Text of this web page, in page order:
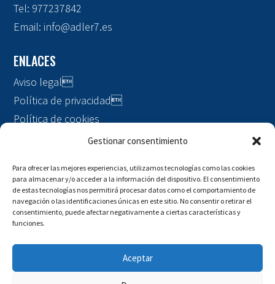
Gestionar consentimiento
Para ofrecer las mejores experiencias, utilizamos tecnologías como las cookies
para almacenar y/o acceder a la información del dispositivo. El consentimiento
de estas tecnologías nos permitirá procesar datos como el comportamiento de
navegación o las identificaciones únicas en este sitio. No consentir o retirar el
consentimiento, puede afectar negativamente a ciertas características y
funciones.
Aceptar
Tel: 977237842
Email: info@adler7.es
ENLACES
Aviso legal
Política de privacidad
Política de cookies
Marketing digital y posicionamiento por
Mussara.com